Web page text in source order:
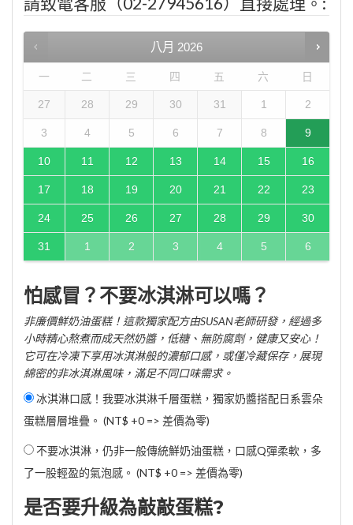
八月 2026
一 二 三 四 五 六 日
27 28 29 30 31 1 2
3 4 5 6 7 8 9
10 11 12 13 14 15 16
17 18 19 20 21 22 23
24 25 26 27 28 29 30
31 1 2 3 4 5 6
怕感冒？不要冰淇淋可以嗎？
非廉價鮮奶油蛋糕！這款獨家配方由SUSAN老師研發，經過多
小時精心熬煮而成天然奶醬，低糖、無防腐劑，健康又安心！
它可在冷凍下享用冰淇淋般的濃郁口感，或僅冷藏保存，展現
綿密的非冰淇淋風味，滿足不同口味需求。
冰淇淋口感！我要冰淇淋千層蛋糕，獨家奶醬搭配日系雲朵
蛋糕層層堆疊。 (NT$ +0 => 差價為零)
不要冰淇淋，仍非一般傳統鮮奶油蛋糕，口感Q彈柔軟，多
了一股輕盈的氣泡感。 (NT$ +0 => 差價為零)
是否要升級為敲敲蛋糕?